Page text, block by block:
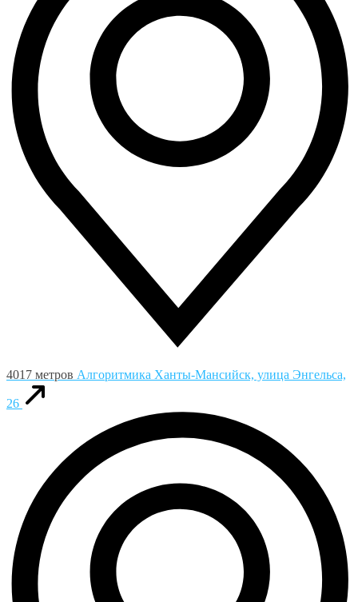
4017 метров Алгоритмика Ханты-Мансийск, улица Энгельса,
26